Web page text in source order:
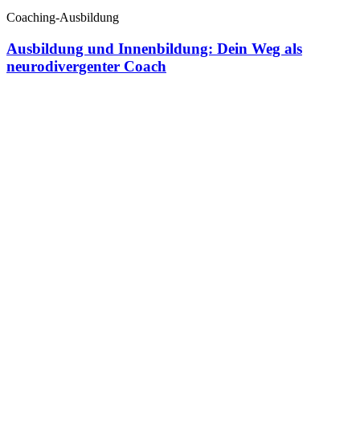
Coaching-Ausbildung
Ausbildung und Innenbildung: Dein Weg als
neurodivergenter Coach